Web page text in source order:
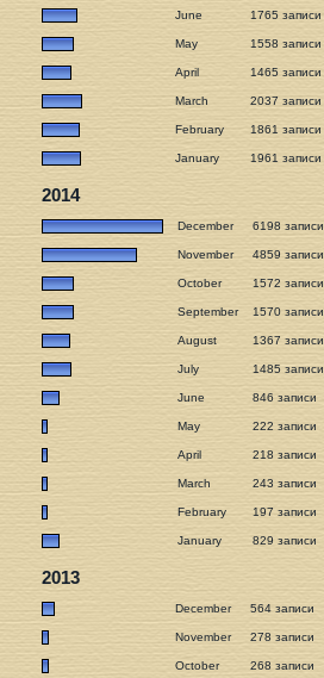
June 1765 записи
May 1558 записи
April 1465 записи
March 2037 записи
February 1861 записи
January 1961 записи
2014
December 6198 записи
November 4859 записи
October 1572 записи
September 1570 записи
August 1367 записи
July 1485 записи
June 846 записи
May 222 записи
April 218 записи
March 243 записи
February 197 записи
January 829 записи
2013
December 564 записи
November 278 записи
October 268 записи